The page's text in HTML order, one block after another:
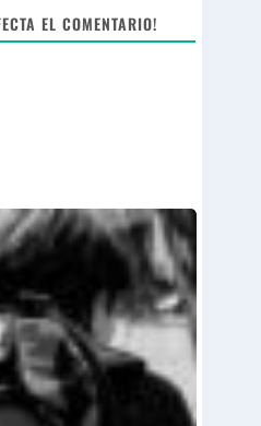
EL COMENTARIO!